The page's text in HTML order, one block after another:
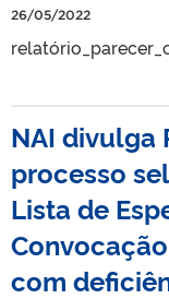
26/05/2022
NAI divulga
processo
Lista de
com